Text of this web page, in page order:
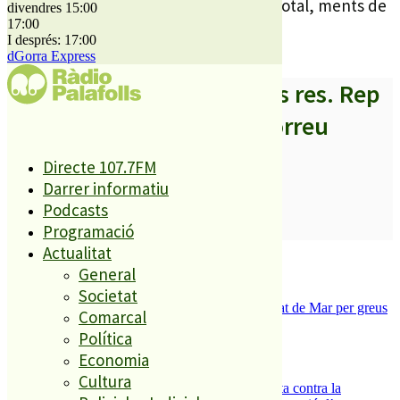
divendres 15:00
17:00
I després: 17:00
dGorra Express
Directe 107.7FM
Darrer informatiu
Podcasts
Programació
Actualitat
General
Societat
Comarcal
Política
Economia
Cultura
fer el 2003, i va aconseguir 19 vots en total, ments de
l’1% de l’escrutini d’aquell any.
A partir d’ara no et perdis res. Rep
els titulars al teu correu
SUBSCRIURE’M
És tendència ara
Tanquen un local de menjar ràpid a Malgrat de Mar per greus
deficiències sanitàries
ESPORTS CAP DE SETMANA
Els veïns de Palafolls refermen la seva lluita contra la